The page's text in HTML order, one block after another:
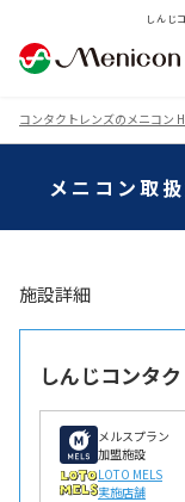
しんじ
コンタクトレンズのメニコン
メニコン取
施設詳細
しんじコンタ
メルスプラン
加盟施設
LOTO MELS
実施店舗